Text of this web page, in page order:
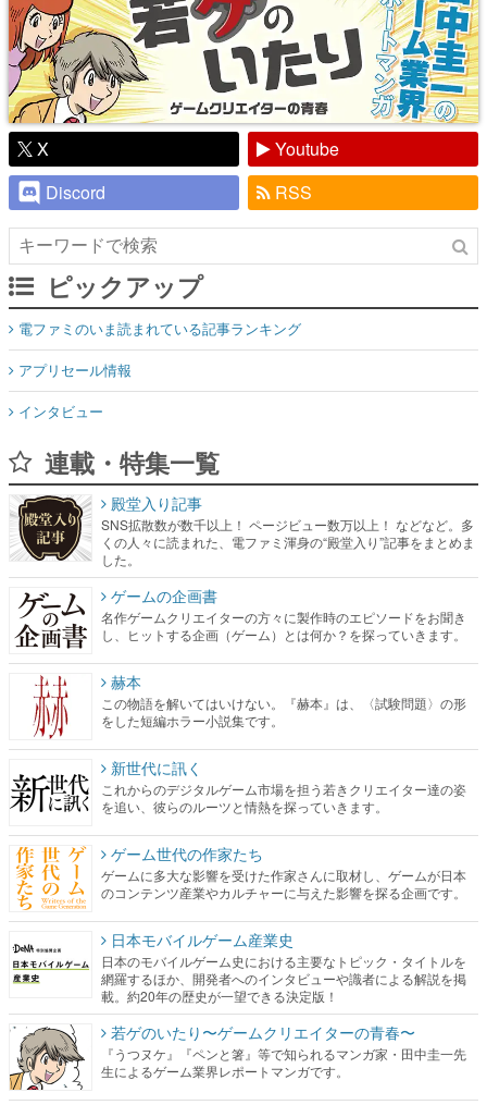
X
Youtube
Discord
RSS
ピックアップ
電ファミのいま読まれている記事ランキング
アプリセール情報
インタビュー
連載・特集一覧
殿堂入り記事
SNS拡散数が数千以上！ ページビュー数万以上！ などなど。多
くの人々に読まれた、電ファミ渾身の“殿堂入り”記事をまとめま
した。
ゲームの企画書
名作ゲームクリエイターの方々に製作時のエピソードをお聞き
し、ヒットする企画（ゲーム）とは何か？を探っていきます。
赫本
この物語を解いてはいけない。『赫本』は、〈試験問題〉の形
をした短編ホラー小説集です。
新世代に訊く
これからのデジタルゲーム市場を担う若きクリエイター達の姿
を追い、彼らのルーツと情熱を探っていきます。
ゲーム世代の作家たち
ゲームに多大な影響を受けた作家さんに取材し、ゲームが日本
のコンテンツ産業やカルチャーに与えた影響を探る企画です。
日本モバイルゲーム産業史
日本のモバイルゲーム史における主要なトピック・タイトルを
網羅するほか、開発者へのインタビューや識者による解説を掲
載。約20年の歴史が一望できる決定版！
若ゲのいたり〜ゲームクリエイターの青春〜
『うつヌケ』『ペンと箸』等で知られるマンガ家・田中圭一先
生によるゲーム業界レポートマンガです。